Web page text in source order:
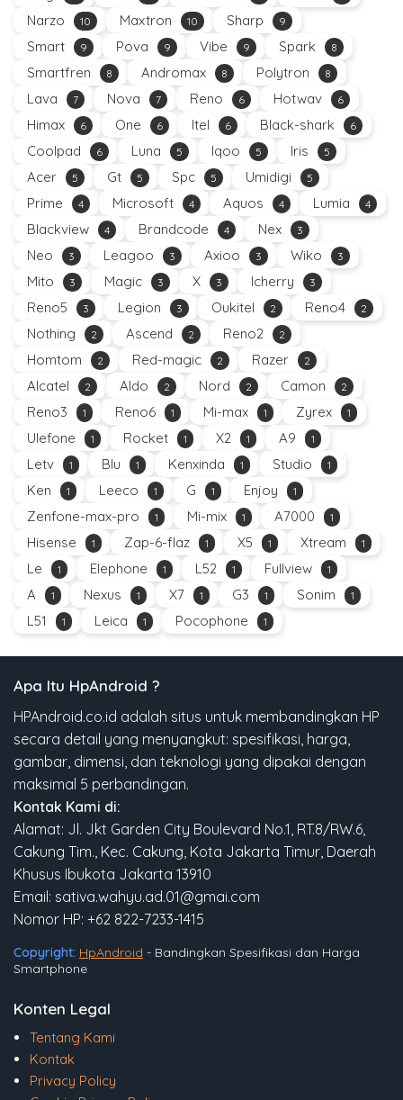
Narzo 10 Maxtron 10 Sharp 9
Smart 9 Pova 9 Vibe 9 Spark 8
Smartfren 8 Andromax 8 Polytron 8
Lava 7 Nova 7 Reno 6 Hotwav 6
Himax 6 One 6 Itel 6 Black-shark 6
Coolpad 6 Luna 5 Iqoo 5 Iris 5
Acer 5 Gt 5 Spc 5 Umidigi 5
Prime 4 Microsoft 4 Aquos 4 Lumia 4
Blackview 4 Brandcode 4 Nex 3
Neo 3 Leagoo 3 Axioo 3 Wiko 3
Mito 3 Magic 3 X 3 Icherry 3
Reno5 3 Legion 3 Oukitel 2 Reno4 2
Nothing 2 Ascend 2 Reno2 2
Homtom 2 Red-magic 2 Razer 2
Alcatel 2 Aldo 2 Nord 2 Camon 2
Reno3 1 Reno6 1 Mi-max 1 Zyrex 1
Ulefone 1 Rocket 1 X2 1 A9 1
Letv 1 Blu 1 Kenxinda 1 Studio 1
Ken 1 Leeco 1 G 1 Enjoy 1
Zenfone-max-pro 1 Mi-mix 1 A7000 1
Hisense 1 Zap-6-flaz 1 X5 1 Xtream 1
Le 1 Elephone 1 L52 1 Fullview 1
A 1 Nexus 1 X7 1 G3 1 Sonim 1
L51 1 Leica 1 Pocophone 1
Apa Itu HpAndroid ?
HPAndroid.co.id adalah situs untuk membandingkan HP
secara detail yang menyangkut: spesifikasi, harga,
gambar, dimensi, dan teknologi yang dipakai dengan
maksimal 5 perbandingan.
Kontak Kami di:
Alamat: Jl. Jkt Garden City Boulevard No.1, RT.8/RW.6,
Cakung Tim., Kec. Cakung, Kota Jakarta Timur, Daerah
Khusus Ibukota Jakarta 13910
Email: sativa.wahyu.ad.01@gmai.com
Nomor HP: +62 822-7233-1415
Copyright: HpAndroid - Bandingkan Spesifikasi dan Harga
Smartphone
Konten Legal
Tentang Kami
Kontak
Privacy Policy